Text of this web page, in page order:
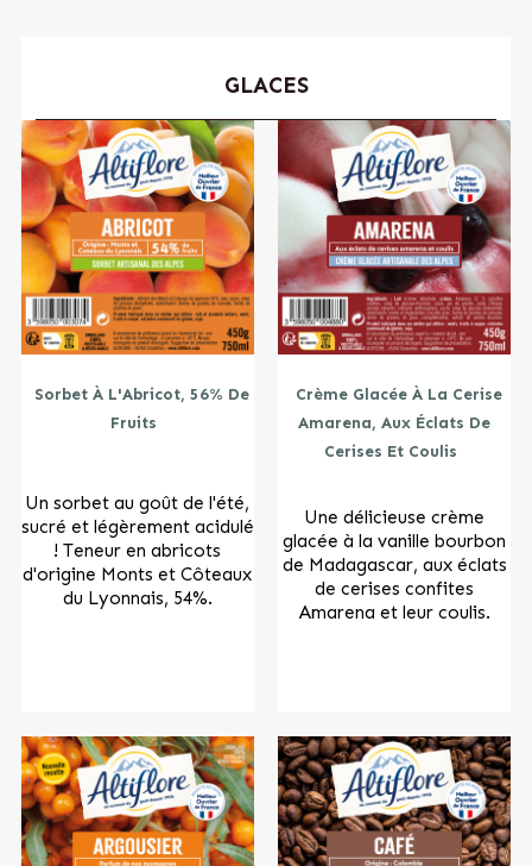
GLACES
Sorbet À L'Abricot, 56% De
Fruits
Un sorbet au goût de l'été,
sucré et légèrement acidulé
! Teneur en abricots
d'origine Monts et Côteaux
du Lyonnais, 54%.
Crème Glacée À La Cerise
Amarena, Aux Éclats De
Cerises Et Coulis
Une délicieuse crème
glacée à la vanille bourbon
de Madagascar, aux éclats
de cerises confites
Amarena et leur coulis.